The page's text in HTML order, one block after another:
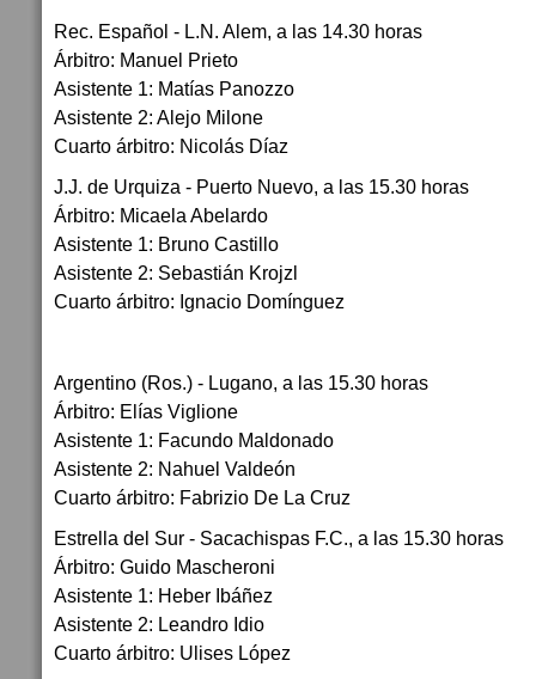
Rec. Español - L.N. Alem, a las 14.30 horas
Árbitro: Manuel Prieto
Asistente 1: Matías Panozzo
Asistente 2: Alejo Milone
Cuarto árbitro: Nicolás Díaz
J.J. de Urquiza - Puerto Nuevo, a las 15.30 horas
Árbitro: Micaela Abelardo
Asistente 1: Bruno Castillo
Asistente 2: Sebastián Krojzl
Cuarto árbitro: Ignacio Domínguez
Argentino (Ros.) - Lugano, a las 15.30 horas
Árbitro: Elías Viglione
Asistente 1: Facundo Maldonado
Asistente 2: Nahuel Valdeón
Cuarto árbitro: Fabrizio De La Cruz
Estrella del Sur - Sacachispas F.C., a las 15.30 horas
Árbitro: Guido Mascheroni
Asistente 1: Heber Ibáñez
Asistente 2: Leandro Idio
Cuarto árbitro: Ulises López